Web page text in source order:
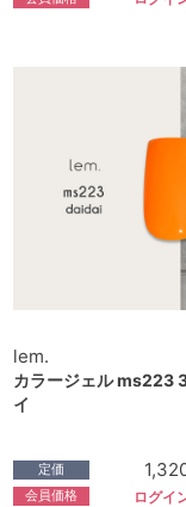
lem.
カラージェル ms223
イ
定価
会員価格 ログイ